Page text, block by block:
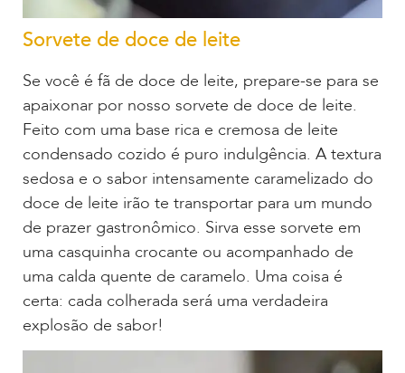
Sorvete de doce de leite
Se você é fã de doce de leite, prepare-se para se
apaixonar por nosso sorvete de doce de leite.
Feito com uma base rica e cremosa de leite
condensado cozido é puro indulgência. A textura
sedosa e o sabor intensamente caramelizado do
doce de leite irão te transportar para um mundo
de prazer gastronômico. Sirva esse sorvete em
uma casquinha crocante ou acompanhado de
uma calda quente de caramelo. Uma coisa é
certa: cada colherada será uma verdadeira
explosão de sabor!